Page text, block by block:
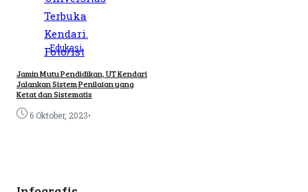
Edukasi
Jamin Mutu Pendidikan, UT Kendari
Jalankan Sistem Penilaian yang
Ketat dan Sistematis
6 Oktober, 2023•